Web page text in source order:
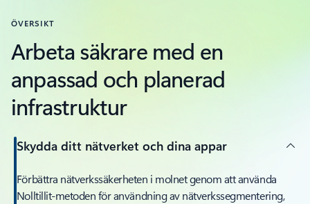
ÖVERSIKT
Arbeta säkrare med en
anpassad och planerad
infrastruktur
Skydda ditt nätverket och dina appar
Förbättra nätverkssäkerheten i molnet genom att använda
Nolltillit-metoden för användning av nätverkssegmentering,